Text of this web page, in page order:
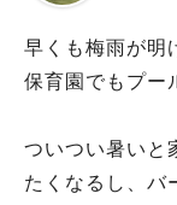
早くも梅雨が明
保育園でもプー
ついつい暑いと
たくなるし、バ